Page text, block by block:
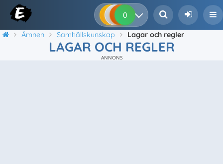
0 0 0
Ämnen Samhällskunskap Lagar och regler
LAGAR OCH REGLER
ANNONS